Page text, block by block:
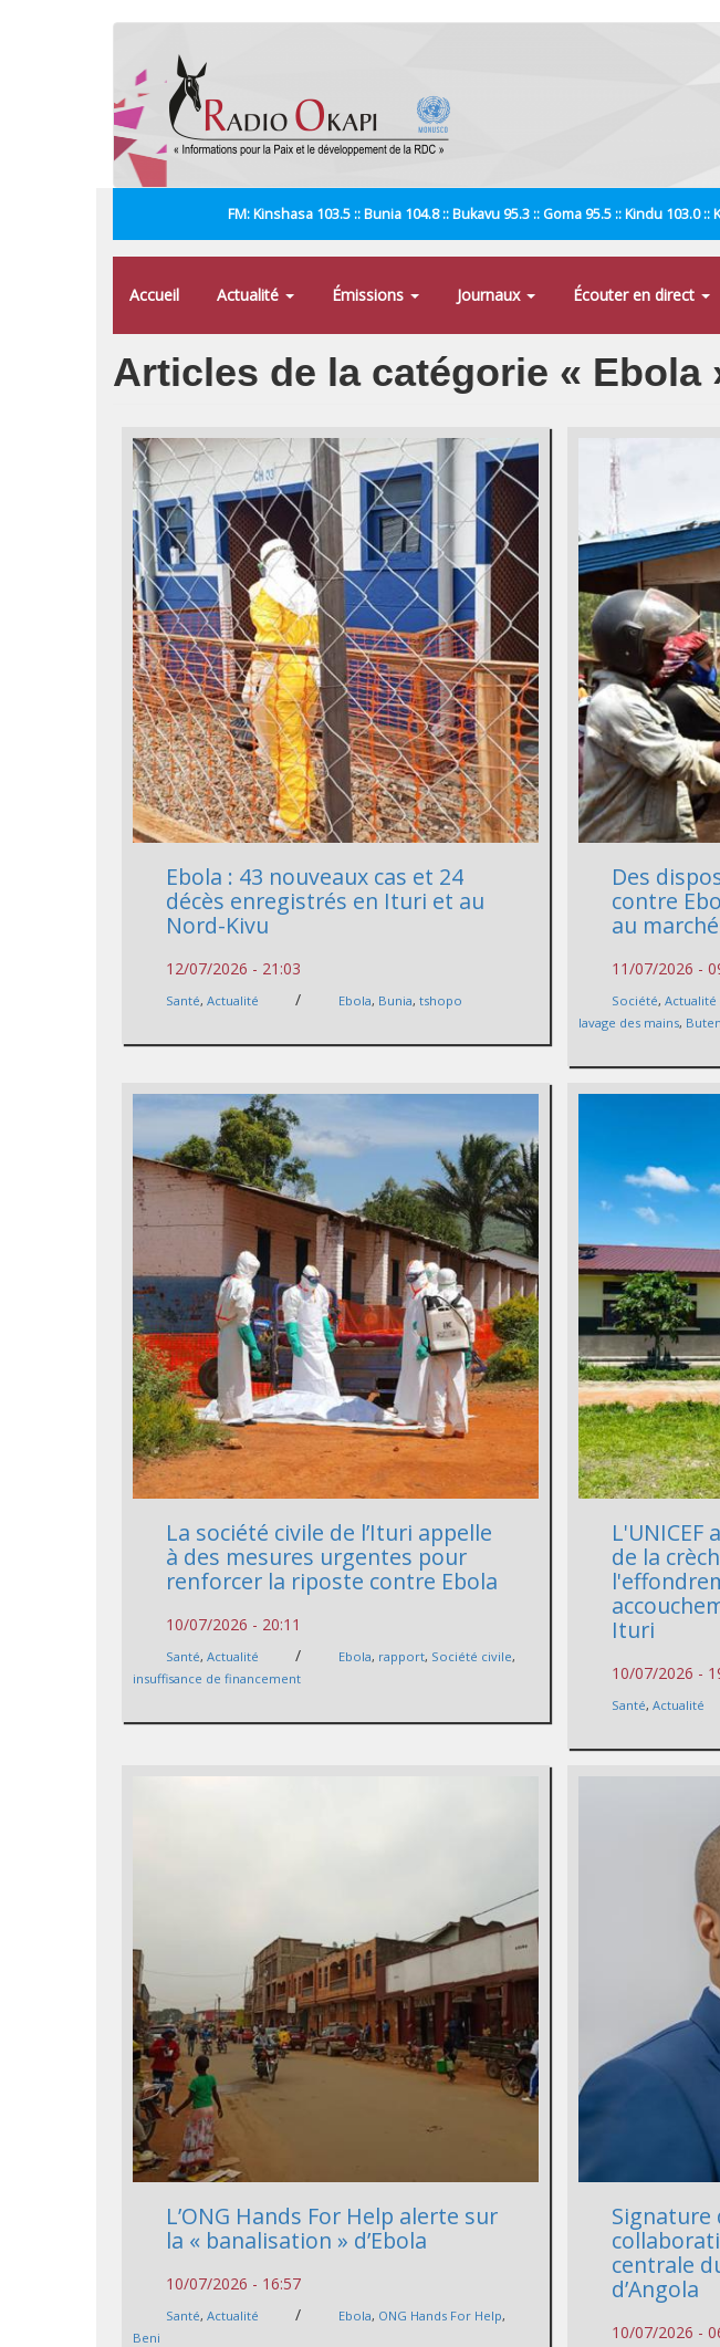
FM: Kinshasa 103.5 :: Bunia 104.8 :: Bukavu 95.3 :: Goma 95.5 :: Kindu 103.0
Accueil Actualité Émissions Journaux Écouter en direct
Articles de la catégorie « Ebola
Ebola : 43 nouveaux cas et 24
décès enregistrés en Ituri et au
Nord-Kivu
12/07/2026 - 21:03
Santé,Actualité / Ebola, Bunia,tshopo
Des
contre
au
11/07/2026 -
Société,Actualité
lavage des mains,
La société civile de l’Ituri appelle
à des mesures urgentes pour
renforcer la riposte contre Ebola
10/07/2026 - 20:11
Santé,Actualité / Ebola, rapport, Société civile,
insuffisance de financement
de la
Ituri
10/07/2026 -
Santé,Actualité
L’ONG Hands For Help alerte sur
la « banalisation » d’Ebola
10/07/2026 - 16:57
Santé,Actualité / Ebola, ONG Hands For Help,
Beni
Signature
centrale
d’Angola
10/07/2026 -